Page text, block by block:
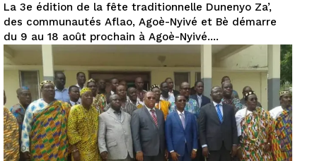
La 3e édition de la fête traditionnelle Dunenyo Za’,
des communautés Aflao, Agoè-Nyivé et Bè démarre
du 9 au 18 août prochain à Agoè-Nyivé....